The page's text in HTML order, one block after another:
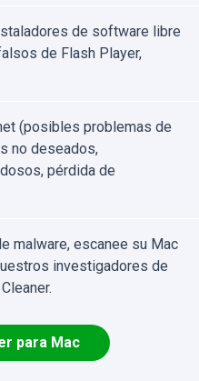
de software libre
de Flash Player,
(posibles problemas de
no deseados,
pérdida de
malware, escanee su Mac
investigadores de
para Mac